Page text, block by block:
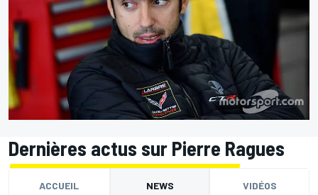
Dernières actus sur Pierre Ragues
ACCUEIL NEWS VIDÉOS